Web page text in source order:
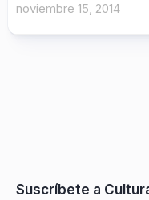
noviembre 15, 2014
Suscríbete a